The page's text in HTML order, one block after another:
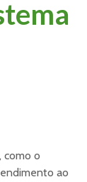
como o
ao